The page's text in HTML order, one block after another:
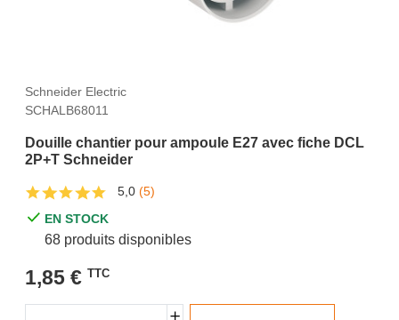
Schneider Electric
SCHALB68011
Douille chantier pour ampoule E27 avec fiche DCL
2P+T Schneider
5,0 (5)
EN STOCK
68 produits disponibles
1,85 € TTC